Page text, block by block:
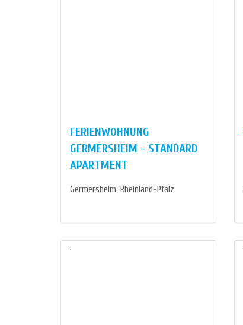
FERIENWOHNUNG
GERMERSHEIM - STANDARD
APARTMENT
Germersheim, Rheinland-Pfalz